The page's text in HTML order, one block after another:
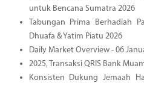
untuk Bencana Sumatra 2026
Tabungan Prima Berhadiah
Dhuafa & Yatim Piatu 2026
Daily Market Overview - 06
2025, Transaksi QRIS Bank
Konsisten Dukung Jemaah